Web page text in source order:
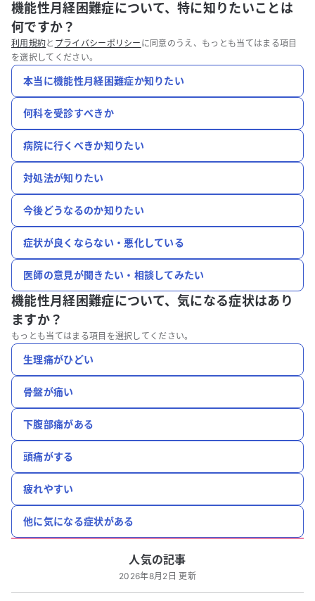
機能性月経困難症について、特に知りたいことは
何ですか？
利用規約と プライバシーポリシー に同意のうえ、もっとも当てはまる項目
を選択してください。
本当に機能性月経困難症か知りたい
何科を受診すべきか
病院に行くべきか知りたい
対処法が知りたい
今後どうなるのか知りたい
症状が良くならない・悪化している
医師の意見が聞きたい・相談してみたい
機能性月経困難症について、気になる症状はあり
ますか？
もっとも当てはまる項目を選択してください。
生理痛がひどい
骨盤が痛い
下腹部痛がある
頭痛がする
疲れやすい
他に気になる症状がある
人気の記事
2026年8月2日 更新